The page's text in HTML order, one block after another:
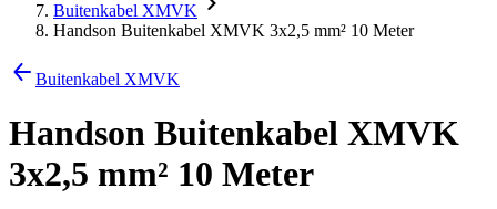
Buitenkabel XMVK
Handson Buitenkabel XMVK 3x2,5 mm² 10 Meter
Buitenkabel XMVK
Handson Buitenkabel XMVK
3x2,5 mm² 10 Meter